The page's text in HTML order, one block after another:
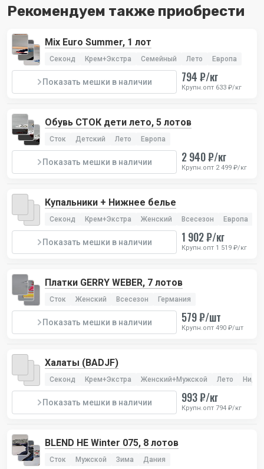
Рекомендуем также приобрести
Mix Euro Summer, 1 лот
Секонд Крем+Экстра Семейный Лето Европа
Показать мешки в наличии 794 ₽/кг
Крупн.опт 633 ₽/кг
Обувь СТОК дети лето, 5 лотов
Сток Детский Лето Европа
Показать мешки в наличии 2 940 ₽/кг
Крупн.опт 2 499 ₽/кг
Купальники + Нижнее белье
Секонд Крем+Экстра Женский Всесезон Европа
Показать мешки в наличии 1 902 ₽/кг
Крупн.опт 1 519 ₽/кг
Платки GERRY WEBER, 7 лотов
Сток Женский Всесезон Германия
Показать мешки в наличии 579 ₽/шт
Крупн.опт 490 ₽/шт
Халаты (BADJF)
Секонд Крем+Экстра Женский+Мужской Лето
Показать мешки в наличии 993 ₽/кг
Крупн.опт 794 ₽/кг
BLEND HE Winter 075, 8 лотов
Сток Мужской Зима Дания